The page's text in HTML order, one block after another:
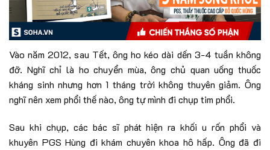
Vào năm 2012, sau Tết, ông ho kéo dài dến 3-4 tuần không
đỡ. Nghĩ chỉ là ho chuyển mùa, ông chủ quan uống thuốc
kháng sinh nhưng hơn 1 tháng trời không thuyên giảm. Ông
nghĩ nên xem phổi thế nào, ông tự mình đi chụp tim phổi.
Sau khi chụp, các bác sĩ phát hiện ra khối u rốn phổi và
khuyên PGS Hùng đi khám chuyên khoa hô hấp. Ông đã đi